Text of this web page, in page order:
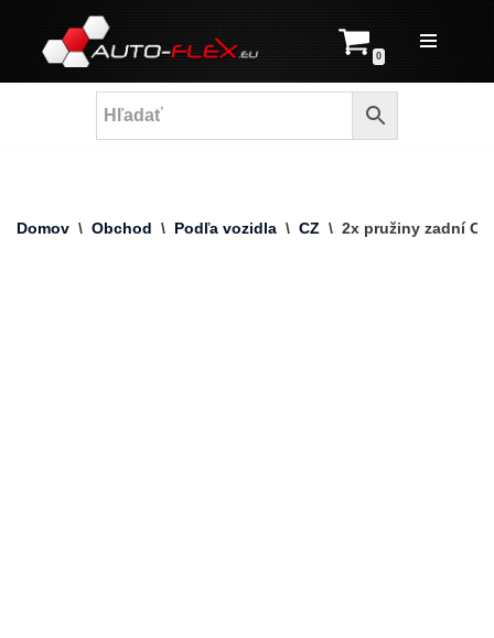
Prejsť
na
0
Domov \ Obchod \ Podľa vozidla \ CZ \ 2x pružiny zadní